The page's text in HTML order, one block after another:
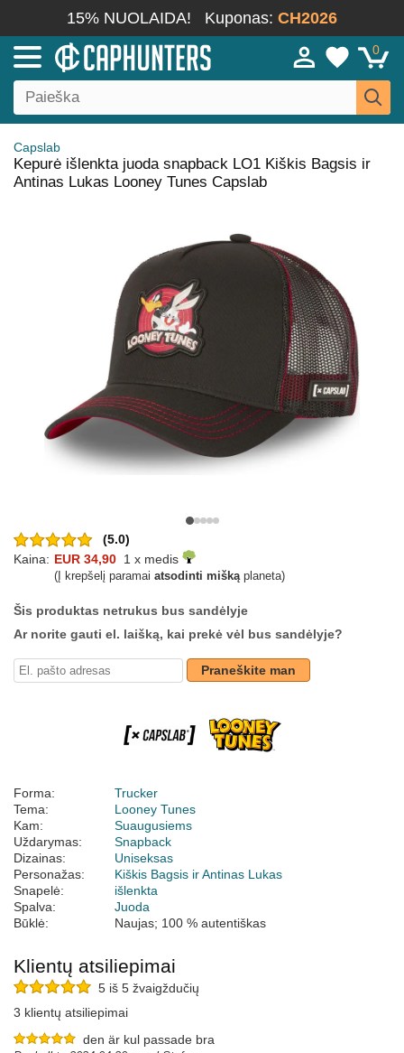
15% NUOLAIDA! Kuponas: CH2026
0
Capslab
Kepurė išlenkta juoda snapback LO1 Kiškis Bagsis ir
Antinas Lukas Looney Tunes Capslab
(5.0)
Kaina: EUR 34,90 1 x medis
(Į krepšelį paramai atsodinti miškąplaneta)
Šis produktas netrukus bus sandėlyje
Ar norite gauti el. laišką, kai prekė vėl bus sandėlyje?
Praneškite man
Forma:
Trucker
Tema:
Looney Tunes
Kam:
Suaugusiems
Uždarymas:
Snapback
Dizainas:
Uniseksas
Personažas:
Kiškis Bagsis ir Antinas Lukas
Snapelė:
išlenkta
Spalva:
Juoda
Būklė:
Naujas; 100 % autentiškas
Klientų atsiliepimai
5 iš 5 žvaigždučių
3 klientų atsiliepimai
den är kul passade bra